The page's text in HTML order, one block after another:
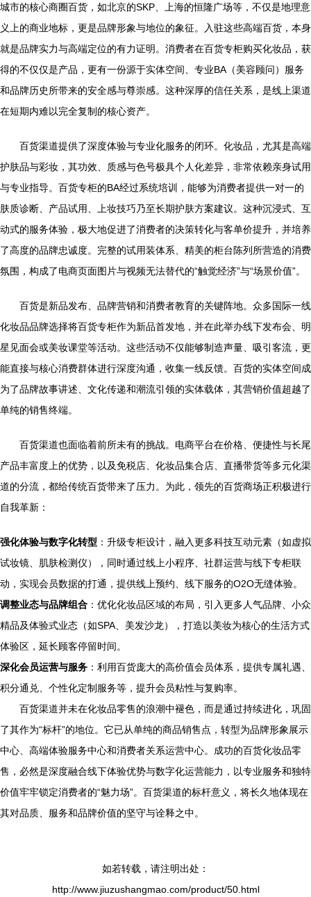
城市的核心商圈百货，如北京的SKP、上海的恒隆广场等，不仅是地理意
义上的商业地标，更是品牌形象与地位的象征。入驻这些高端百货，本身
就是品牌实力与高端定位的有力证明。消费者在百货专柜购买化妆品，获
得的不仅仅是产品，更有一份源于实体空间、专业BA（美容顾问）服务
和品牌历史所带来的安全感与尊崇感。这种深厚的信任关系，是线上渠道
在短期内难以完全复制的核心资产。
百货渠道提供了深度体验与专业化服务的闭环。化妆品，尤其是高端
护肤品与彩妆，其功效、质感与色号极具个人化差异，非常依赖亲身试用
与专业指导。百货专柜的BA经过系统培训，能够为消费者提供一对一的
肤质诊断、产品试用、上妆技巧乃至长期护肤方案建议。这种沉浸式、互
动式的服务体验，极大地促进了消费者的决策转化与客单价提升，并培养
了高度的品牌忠诚度。完整的试用装体系、精美的柜台陈列所营造的消费
氛围，构成了电商页面图片与视频无法替代的“触觉经济”与“场景价值”。
百货是新品发布、品牌营销和消费者教育的关键阵地。众多国际一线
化妆品品牌选择将百货专柜作为新品首发地，并在此举办线下发布会、明
星见面会或美妆课堂等活动。这些活动不仅能够制造声量、吸引客流，更
能直接与核心消费群体进行深度沟通，收集一线反馈。百货的实体空间成
为了品牌故事讲述、文化传递和潮流引领的实体载体，其营销价值超越了
单纯的销售终端。
百货渠道也面临着前所未有的挑战。电商平台在价格、便捷性与长尾
产品丰富度上的优势，以及免税店、化妆品集合店、直播带货等多元化渠
道的分流，都给传统百货带来了压力。为此，领先的百货商场正积极进行
自我革新：
强化体验与数字化转型 ：升级专柜设计，融入更多科技互动元素（如虚拟
试妆镜、肌肤检测仪），同时通过线上小程序、社群运营与线下专柜联
动，实现会员数据的打通，提供线上预约、线下服务的O2O无缝体验。
调整业态与品牌组合 ：优化化妆品区域的布局，引入更多人气品牌、小众
精品及体验式业态（如SPA、美发沙龙），打造以美妆为核心的生活方式
体验区，延长顾客停留时间。
深化会员运营与服务 ：利用百货庞大的高价值会员体系，提供专属礼遇、
积分通兑、个性化定制服务等，提升会员粘性与复购率。
百货渠道并未在化妆品零售的浪潮中褪色，而是通过持续进化，巩固
了其作为“标杆”的地位。它已从单纯的商品销售点，转型为品牌形象展示
中心、高端体验服务中心和消费者关系运营中心。成功的百货化妆品零
售，必然是深度融合线下体验优势与数字化运营能力，以专业服务和独特
价值牢牢锁定消费者的“魅力场”。百货渠道的标杆意义，将长久地体现在
其对品质、服务和品牌价值的坚守与诠释之中。
如若转载，请注明出处：
http://www.jiuzushangmao.com/product/50.html